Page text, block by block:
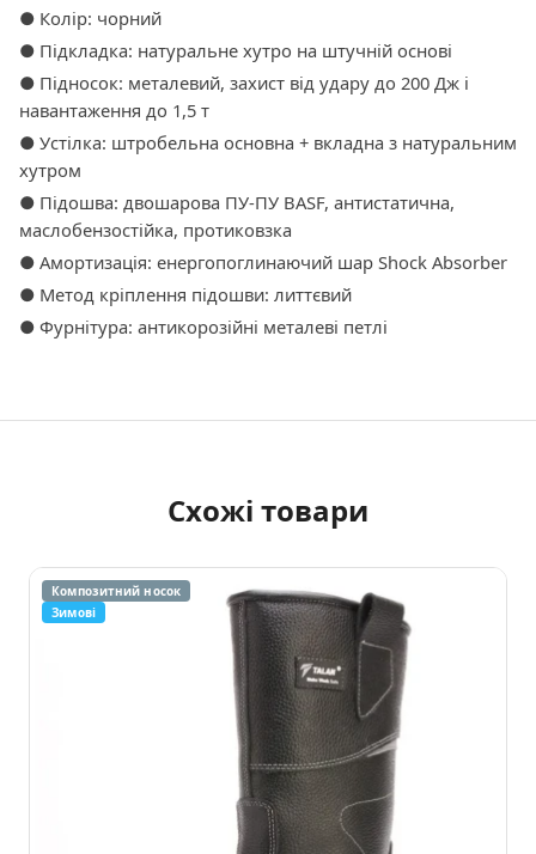
● Колір: чорний
● Підкладка: натуральне хутро на штучній основі
● Підносок: металевий, захист від удару до 200 Дж і
навантаження до 1,5 т
● Устілка: штробельна основна + вкладна з натуральним
хутром
● Підошва: двошарова ПУ-ПУ BASF, антистатична,
маслобензостійка, протиковзка
● Амортизація: енергопоглинаючий шар Shock Absorber
● Метод кріплення підошви: литтєвий
● Фурнітура: антикорозійні металеві петлі
Схожі товари
Композитний носок
Зимові